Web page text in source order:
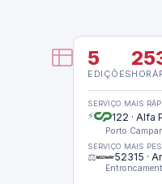
5
EDIÇÕES
SERVIÇO MAIS
⚡ 122 · Alfa
Porto
SERVIÇO MAIS
⚖️ 52315 ·